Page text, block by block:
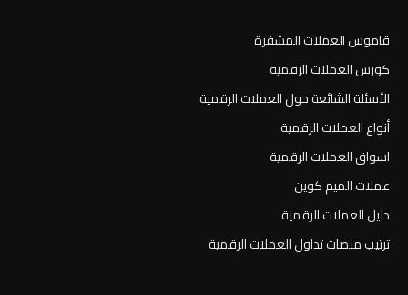
قاموس العملات المشفرة
كورس العملات الرقمية
الأسئلة الشائعة حول العملات الرقمية
أنواع العملات الرقمية
اسواق العملات الرقمية
عملات الميم كوين
دليل العملات الرقمية
ترتيب منصات تداول العملات الرقمية